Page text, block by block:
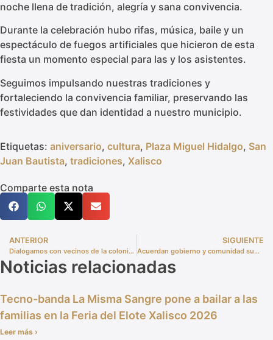
noche llena de tradición, alegría y sana convivencia.
Durante la celebración hubo rifas, música, baile y un
espectáculo de fuegos artificiales que hicieron de esta
fiesta un momento especial para las y los asistentes.
Seguimos impulsando nuestras tradiciones y
fortaleciendo la convivencia familiar, preservando las
festividades que dan identidad a nuestro municipio.
Etiquetas: aniversario, cultura, Plaza Miguel Hidalgo, San
Juan Bautista, tradiciones, Xalisco
Comparte esta nota
ANTERIOR
Dialogamos con vecinos de la colonia Bugambilias en la jornada de “Mesa Abierta”
SIGUIENTE
Acuerdan gobierno y comunidad sumar esfuerzos para mejorar el campo de béisbol de El Testerazo
Noticias relacionadas
Tecno-banda La Misma Sangre pone a bailar a las
familias en la Feria del Elote Xalisco 2026
Leer más ›